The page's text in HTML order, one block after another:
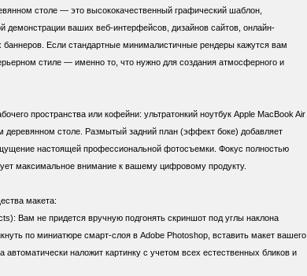
столе — это высококачественный графический шаблон,
демонстрации ваших веб-интерфейсов, дизайнов сайтов, онлайн-
баннеров. Если стандартные минималистичные рендеры кажутся вам
стиле — именно то, что нужно для создания атмосферного и
пространства или кофейни: ультратонкий ноутбук Apple MacBook Air
деревянном столе. Размытый задний план (эффект боке) добавляет
настоящей профессиональной фотосъемки. Фокус полностью
максимальное внимание к вашему цифровому продукту.
макета:
Вам не придется вручную подгонять скриншот под углы наклона
по миниатюре смарт-слоя в Adobe Photoshop, вставить макет вашего
наложит картинку с учетом всех естественных бликов и